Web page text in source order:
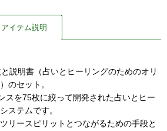
アイテム説明
説明書（占いとヒーリングのためのオリ
のセット。
スを75枚に絞って開発された占いとヒー
ステムです。
リースピリットとつながるための手段と